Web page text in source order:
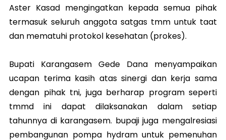
Aster Kasad mengingatkan kepada semua pihak
termasuk seluruh anggota satgas tmm untuk taat
dan mematuhi protokol kesehatan (prokes).
Bupati Karangasem Gede Dana menyampaikan
ucapan terima kasih atas sinergi dan kerja sama
dengan pihak tni, juga berharap program seperti
tmmd ini dapat dilaksanakan dalam setiap
tahunnya di karangasem. bupaji juga mengalresiasi
pembangunan pompa hydram untuk pemenuhan